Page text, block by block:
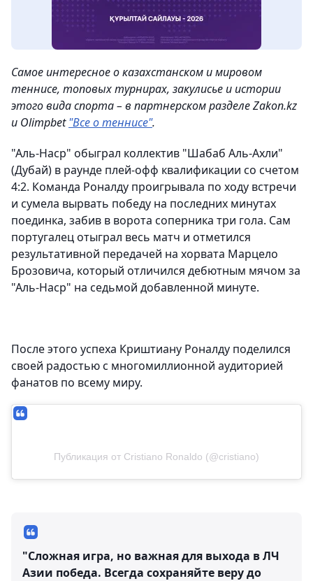
Самое интересное о казахстанском и мировом
теннисе, топовых турнирах, закулисье и истории
этого вида спорта – в партнерском разделе Zakon.kz
и Olimpbet"Все о теннисе".
"Аль-Наср" обыграл коллектив "Шабаб Аль-Ахли"
(Дубай) в раунде плей-офф квалификации со счетом
4:2. Команда Роналду проигрывала по ходу встречи
и сумела вырвать победу на последних минутах
поединка, забив в ворота соперника три гола. Сам
португалец отыграл весь матч и отметился
результативной передачей на хорвата Марцело
Брозовича, который отличился дебютным мячом за
"Аль-Наср" на седьмой добавленной минуте.
После этого успеха Криштиану Роналду поделился
своей радостью с многомиллионной аудиторией
фанатов по всему миру.
Публикация от Cristiano Ronaldo (@cristiano)
"Сложная игра, но важная для выхода в ЛЧ
Азии победа. Всегда сохраняйте веру до